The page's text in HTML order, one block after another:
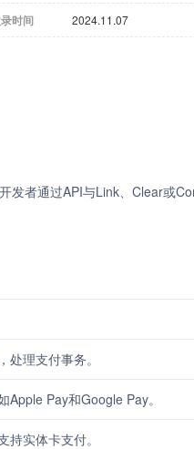
时间 2024.11.07
发者通过API与Link、Clear或
理支付事务。
Pay和Google Pay。
实体卡支付。